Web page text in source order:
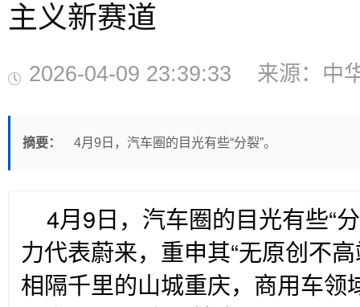
主义新赛道
2026-04-09 23:39:33 来源：
摘要： 4月9日，汽车圈的目光有些“分裂”。
4月9日，汽车圈的目光有些“
力代表蔚来，重申其“无原创不
相隔千里的山城重庆，商用车领